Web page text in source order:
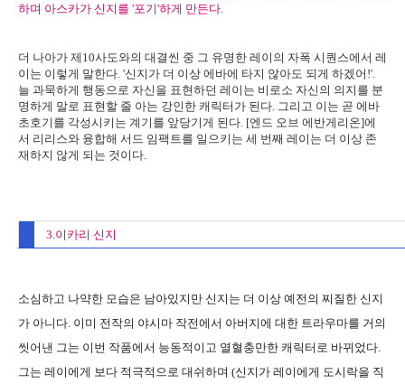
하며 아스카가 신지를 '포기'하게 만든다.
더 나아가 제10사도와의 대결씬 중 그 유명한 레이의 자폭 시퀀스에서 레
이는 이렇게 말한다. '신지가 더 이상 에바에 타지 않아도 되게 하겠어!'.
늘 과묵하게 행동으로 자신을 표현하던 레이는 비로소 자신의 의지를 분
명하게 말로 표현할 줄 아는 강인한 캐릭터가 된다. 그리고 이는 곧 에바
초호기를 각성시키는 계기를 앞당기게 된다. [엔드 오브 에반게리온]에
서 리리스와 융합해 서드 임팩트를 일으키는 세 번째 레이는 더 이상 존
재하지 않게 되는 것이다.
3.이카리 신지
소심하고 나약한 모습은 남아있지만 신지는 더 이상 예전의 찌질한 신지
가 아니다. 이미 전작의 야시마 작전에서 아버지에 대한 트라우마를 거의
씻어낸 그는 이번 작품에서 능동적이고 열혈충만한 캐릭터로 바뀌었다.
그는 레이에게 보다 적극적으로 대쉬하며 (신지가 레이에게 도시락을 직